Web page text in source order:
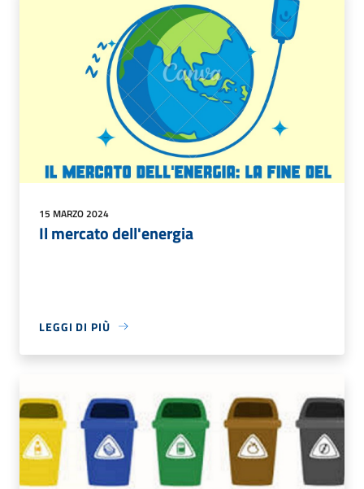
15 MARZO 2024
Il mercato dell'energia
LEGGI DI PIÙ